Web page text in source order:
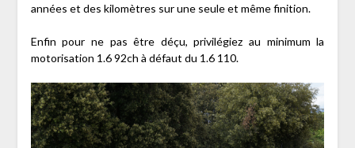
années et des kilomètres sur une seule et même finition.
Enfin pour ne pas être déçu, privilégiez au minimum la
motorisation 1.6 92ch à défaut du 1.6 110.